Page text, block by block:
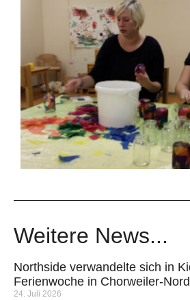
Weitere News...
Northside verwandelte sich in
Ferienwoche in Chorweiler-Nord
24. Juli 2026